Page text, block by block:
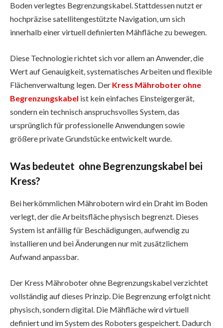
Boden verlegtes Begrenzungskabel. Stattdessen nutzt er
hochpräzise satellitengestützte Navigation, um sich
innerhalb einer virtuell definierten Mähfläche zu bewegen.
Diese Technologie richtet sich vor allem an Anwender, die
Wert auf Genauigkeit, systematisches Arbeiten und flexible
Flächenverwaltung legen. Der Kress Mähroboter ohne
Begrenzungskabel ist kein einfaches Einsteigergerät,
sondern ein technisch anspruchsvolles System, das
ursprünglich für professionelle Anwendungen sowie
größere private Grundstücke entwickelt wurde.
Was bedeutet ohne Begrenzungskabel bei
Kress?
Bei herkömmlichen Mährobotern wird ein Draht im Boden
verlegt, der die Arbeitsfläche physisch begrenzt. Dieses
System ist anfällig für Beschädigungen, aufwendig zu
installieren und bei Änderungen nur mit zusätzlichem
Aufwand anpassbar.
Der Kress Mähroboter ohne Begrenzungskabel verzichtet
vollständig auf dieses Prinzip. Die Begrenzung erfolgt nicht
physisch, sondern digital. Die Mähfläche wird virtuell
definiert und im System des Roboters gespeichert. Dadurch